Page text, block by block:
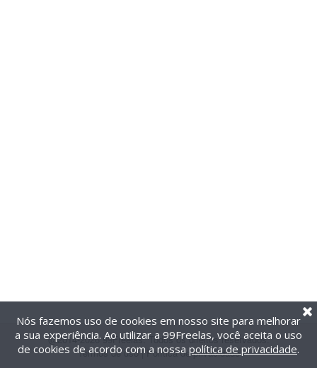
@2014-2026 99Freelas. Todos os direitos reservados.
Termos de uso| Política de privacidade
Nós fazemos uso de cookies em nosso site para melhorar
a sua experiência. Ao utilizar a 99Freelas, você aceita o uso
de cookies de acordo com a nossa política de privacidade.